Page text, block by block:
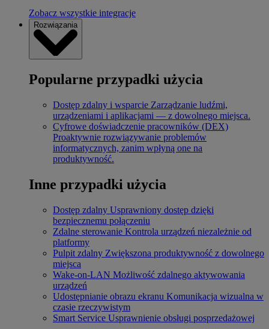
Zobacz wszystkie integracje
Rozwiązania
Popularne przypadki użycia
Dostęp zdalny i wsparcie Zarządzanie ludźmi,
urządzeniami i aplikacjami — z dowolnego miejsca.
Cyfrowe doświadczenie pracowników (DEX)
Proaktywnie rozwiązywanie problemów
informatycznych, zanim wpłyną one na
produktywność.
Inne przypadki użycia
Dostęp zdalny Usprawniony dostęp dzięki
bezpiecznemu połączeniu
Zdalne sterowanie Kontrola urządzeń niezależnie od
platformy
Pulpit zdalny Zwiększona produktywność z dowolnego
miejsca
Wake-on-LAN Możliwość zdalnego aktywowania
urządzeń
Udostępnianie obrazu ekranu Komunikacja wizualna w
czasie rzeczywistym
Smart Service Usprawnienie obsługi posprzedażowej